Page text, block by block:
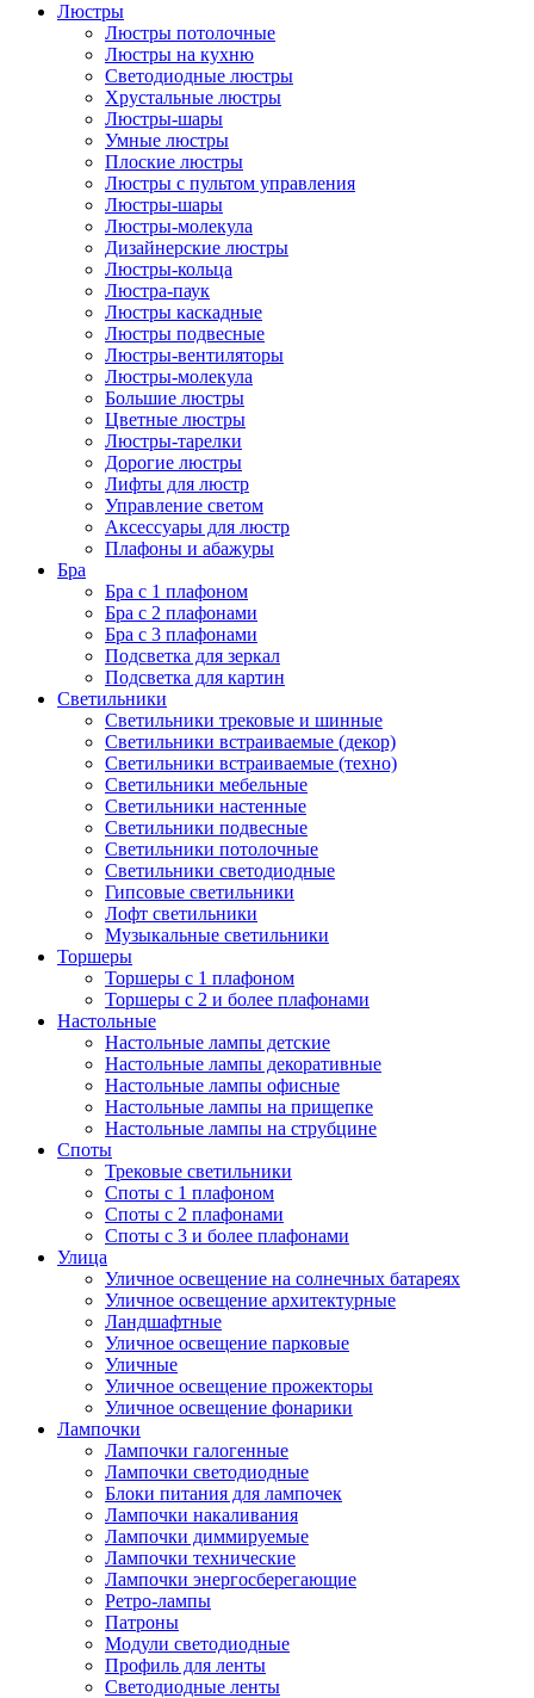
Люстры
Люстры потолочные
Люстры на кухню
Светодиодные люстры
Хрустальные люстры
Люстры-шары
Умные люстры
Плоские люстры
Люстры с пультом управления
Люстры-шары
Люстры-молекула
Дизайнерские люстры
Люстры-кольца
Люстра-паук
Люстры каскадные
Люстры подвесные
Люстры-вентиляторы
Люстры-молекула
Большие люстры
Цветные люстры
Люстры-тарелки
Дорогие люстры
Лифты для люстр
Управление светом
Аксессуары для люстр
Плафоны и абажуры
Бра
Бра с 1 плафоном
Бра с 2 плафонами
Бра с 3 плафонами
Подсветка для зеркал
Подсветка для картин
Светильники
Светильники трековые и шинные
Светильники встраиваемые (декор)
Светильники встраиваемые (техно)
Светильники мебельные
Светильники настенные
Светильники подвесные
Светильники потолочные
Светильники светодиодные
Гипсовые светильники
Лофт светильники
Музыкальные светильники
Торшеры
Торшеры с 1 плафоном
Торшеры с 2 и более плафонами
Настольные
Настольные лампы детские
Настольные лампы декоративные
Настольные лампы офисные
Настольные лампы на прищепке
Настольные лампы на струбцине
Споты
Трековые светильники
Споты с 1 плафоном
Споты с 2 плафонами
Споты с 3 и более плафонами
Улица
Уличное освещение на солнечных батареях
Уличное освещение архитектурные
Ландшафтные
Уличное освещение парковые
Уличные
Уличное освещение прожекторы
Уличное освещение фонарики
Лампочки
Лампочки галогенные
Лампочки светодиодные
Блоки питания для лампочек
Лампочки накаливания
Лампочки диммируемые
Лампочки технические
Лампочки энергосберегающие
Ретро-лампы
Патроны
Модули светодиодные
Профиль для ленты
Светодиодные ленты